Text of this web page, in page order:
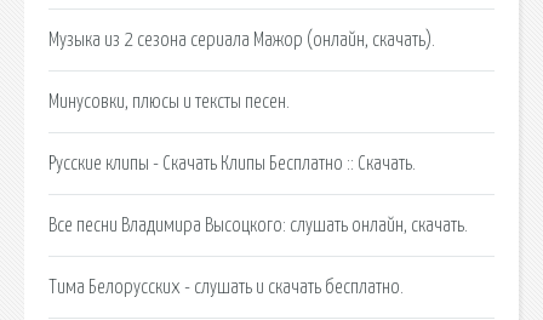
Музыка из 2 сезона сериала Мажор (онлайн, скачать).
Минусовки, плюсы и тексты песен.
Русские клипы - Скачать Клипы Бесплатно :: Скачать.
Все песни Владимира Высоцкого: слушать онлайн, скачать.
Тима Белорусских - слушать и скачать бесплатно.